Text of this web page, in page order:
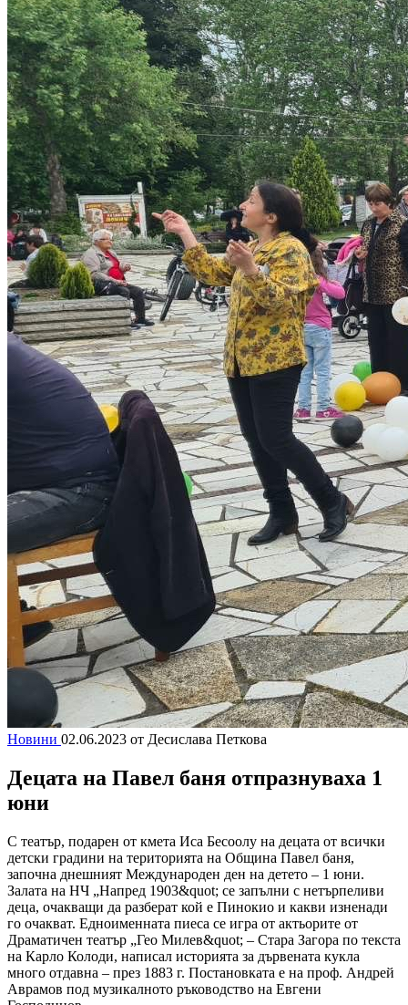
Новини 02.06.2023 от Десислава Петкова
Децата на Павел баня отпразнуваха 1
юни
С театър, подарен от кмета Иса Бесоолу на децата от всички
детски градини на територията на Община Павел баня,
започна днешният Международен ден на детето – 1 юни.
Залата на НЧ „Напред 1903&quot; се запълни с нетърпеливи
деца, очакващи да разберат кой е Пинокио и какви изненади
го очакват. Едноименната пиеса се игра от актьорите от
Драматичен театър „Гео Милев&quot; – Стара Загора по текста
на Карло Колоди, написал историята за дървената кукла
много отдавна – през 1883 г. Постановката е на проф. Андрей
Аврамов под музикалното ръководство на Евгени